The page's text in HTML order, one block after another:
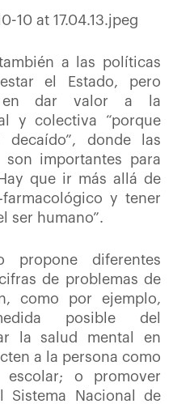
a las políticas
el Estado, pero
en dar valor a la
y colectiva “porque
donde las
son importantes para
que ir más allá de
y tener
ser humano”.
propone diferentes
de problemas de
como por ejemplo,
posible del
la salud mental en
a la persona como
o promover
Sistema Nacional de